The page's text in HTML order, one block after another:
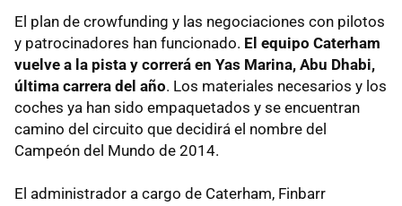
El plan de crowfunding y las negociaciones con pilotos
y patrocinadores han funcionado. El equipo Caterham
vuelve a la pista y correrá en Yas Marina, Abu Dhabi,
última carrera del año. Los materiales necesarios y los
coches ya han sido empaquetados y se encuentran
camino del circuito que decidirá el nombre del
Campeón del Mundo de 2014.
El administrador a cargo de Caterham, Finbarr